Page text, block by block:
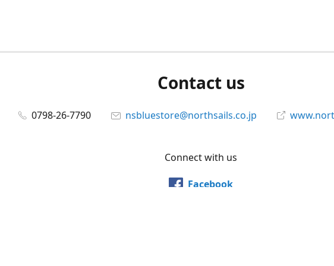
Contact us
0798-26-7790 nsbluestore@northsails.co.jp
Connect with us
Facebook